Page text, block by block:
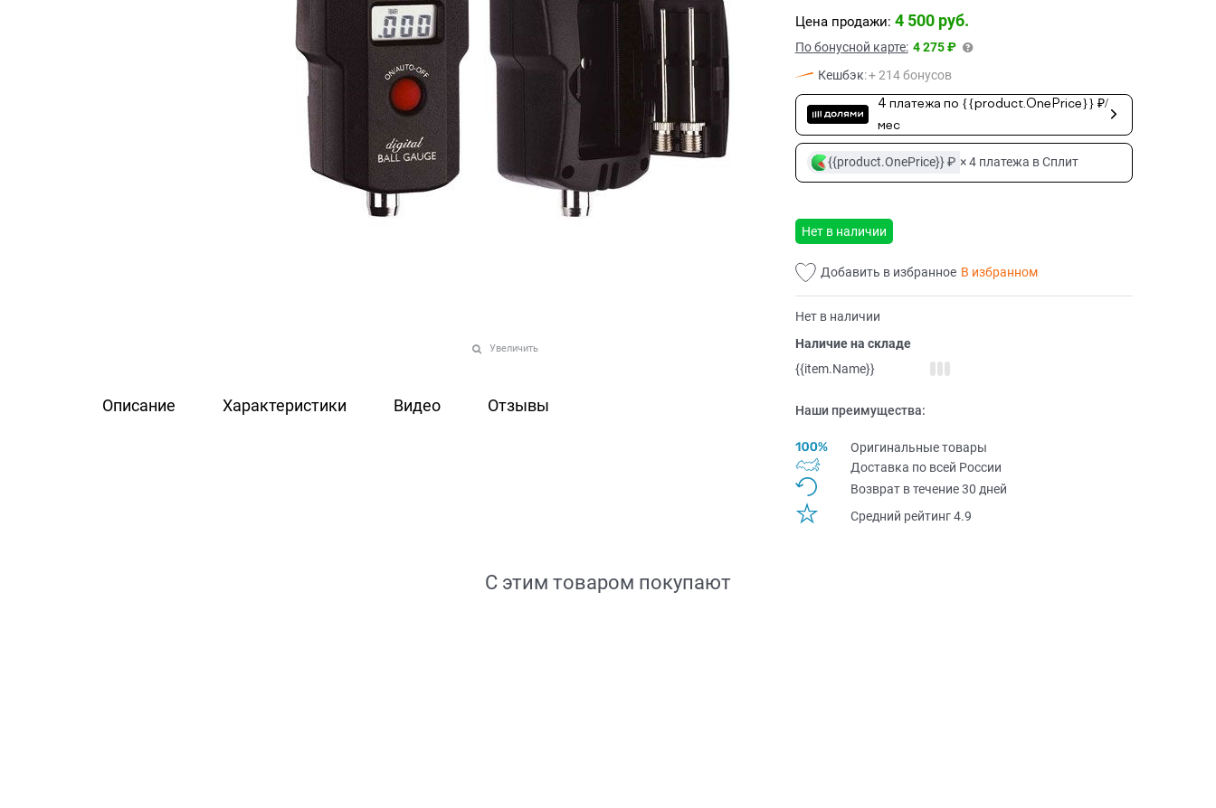
Увеличить
Описание Характеристики Видео Отзывы
Цена продажи: 4 500 руб.
По бонусной карте: 4 275 ₽
Кешбэк:+ 214 бонусов
4 платежа по {{product.OnePrice}} ₽/
мес
{{product.OnePrice}} ₽ × 4 платежа в Сплит
Нет в наличии
Добавить в избранное В избранном
Нет в наличии
Наличие на складе
{{item.Name}}
Наши преимущества:
Оригинальные товары
Доставка по всей Pоссии
Возврат в течение 30 дней
Средний рейтинг 4.9
С этим товаром покупают